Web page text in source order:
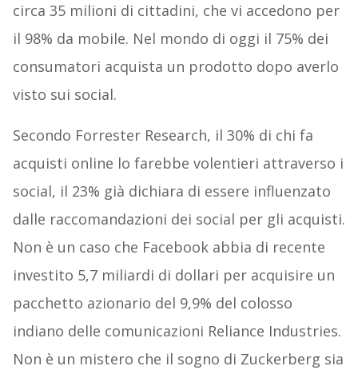
circa 35 milioni di cittadini, che vi accedono per
il 98% da mobile. Nel mondo di oggi il 75% dei
consumatori acquista un prodotto dopo averlo
visto sui social.
Secondo Forrester Research, il 30% di chi fa
acquisti online lo farebbe volentieri attraverso i
social, il 23% già dichiara di essere influenzato
dalle raccomandazioni dei social per gli acquisti.
Non è un caso che Facebook abbia di recente
investito 5,7 miliardi di dollari per acquisire un
pacchetto azionario del 9,9% del colosso
indiano delle comunicazioni Reliance Industries.
Non è un mistero che il sogno di Zuckerberg sia